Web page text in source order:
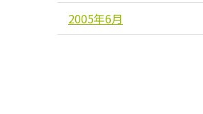
2005年6月